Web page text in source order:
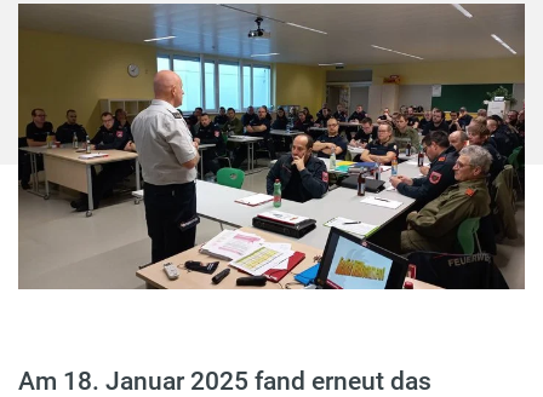
Am 18. Januar 2025 fand erneut das